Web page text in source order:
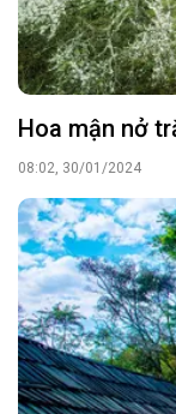
Hoa mận nở
08:02, 30/01/2024